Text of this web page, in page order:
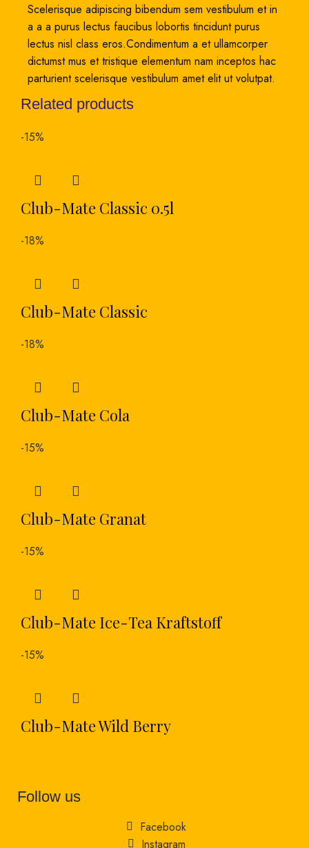
Scelerisque adipiscing bibendum sem vestibulum et in
a a a purus lectus faucibus lobortis tincidunt purus
lectus nisl class eros.Condimentum a et ullamcorper
dictumst mus et tristique elementum nam inceptos hac
parturient scelerisque vestibulum amet elit ut volutpat.
Related products
-15%
Club-Mate Classic 0.5l
-18%
Club-Mate Classic
-18%
Club-Mate Cola
-15%
Club-Mate Granat
-15%
Club-Mate Ice-Tea Kraftstoff
-15%
Club-Mate Wild Berry
Follow us
Facebook
Instagram